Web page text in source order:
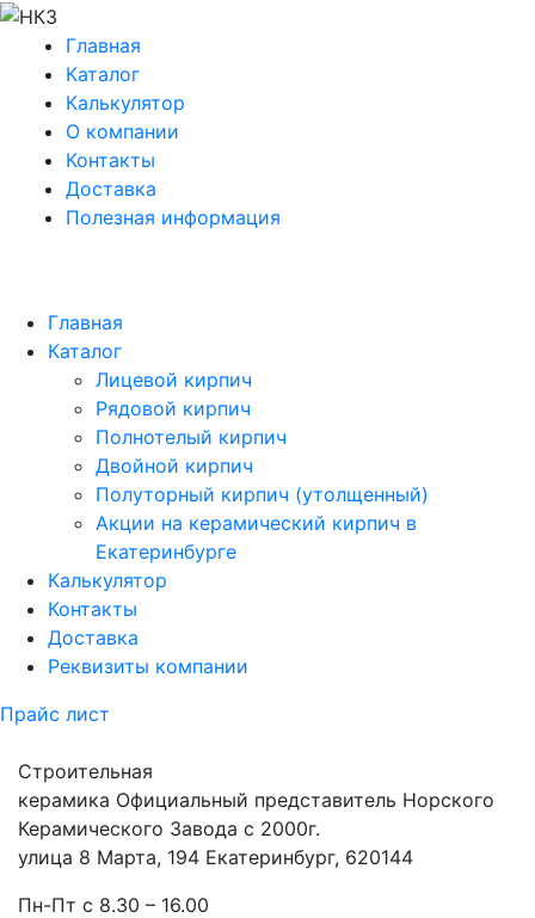
Главная
Каталог
Калькулятор
О компании
Контакты
Доставка
Полезная информация
Главная
Каталог
Лицевой кирпич
Рядовой кирпич
Полнотелый кирпич
Двойной кирпич
Полуторный кирпич (утолщенный)
Акции на керамический кирпич в
Екатеринбурге
Калькулятор
Контакты
Доставка
Реквизиты компании
Прайс лист
Строительная
керамика Официальный представитель Норского
Керамического Завода с 2000г.
улица 8 Марта, 194 Екатеринбург, 620144
Пн-Пт с 8.30 – 16.00